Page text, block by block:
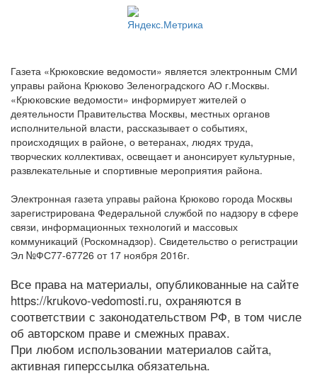
Газета «Крюковские ведомости» является электронным СМИ
управы района Крюково Зеленоградского АО г.Москвы.
«Крюковские ведомости» информирует жителей о
деятельности Правительства Москвы, местных органов
исполнительной власти, рассказывает о событиях,
происходящих в районе, о ветеранах, людях труда,
творческих коллективах, освещает и анонсирует культурные,
развлекательные и спортивные мероприятия района.
Электронная газета управы района Крюково города Москвы
зарегистрирована Федеральной службой по надзору в сфере
связи, информационных технологий и массовых
коммуникаций (Роскомнадзор). Свидетельство о регистрации
Эл №ФС77-67726 от 17 ноября 2016г.
Все права на материалы, опубликованные на сайте
https://krukovo-vedomosti.ru, охраняются в
соответствии с законодательством РФ, в том числе
об авторском праве и смежных правах.
При любом использовании материалов сайта,
активная гиперссылка обязательна.